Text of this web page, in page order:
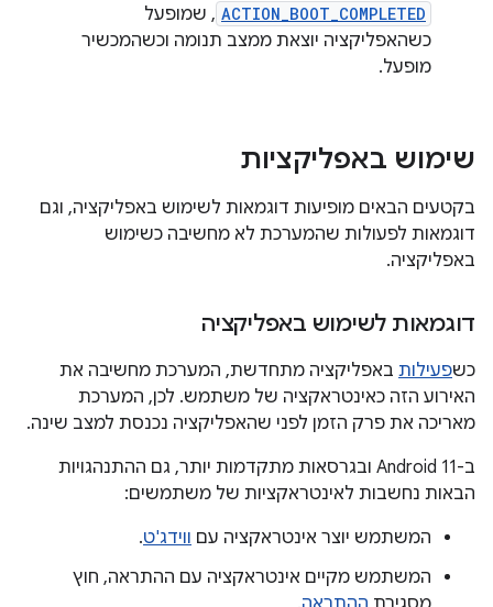
ACTION_BOOT_COMPLETED , שמופעל
כשהאפליקציה יוצאת ממצב תנומה וכשהמכשיר
מופעל.
שימוש באפליקציות
בקטעים הבאים מופיעות דוגמאות לשימוש באפליקציה, וגם
דוגמאות לפעולות שהמערכת לא מחשיבה כשימוש
באפליקציה.
דוגמאות לשימוש באפליקציה
כשפעילות באפליקציה מתחדשת, המערכת מחשיבה את
האירוע הזה כאינטראקציה של משתמש. לכן, המערכת
מאריכה את פרק הזמן לפני שהאפליקציה נכנסת למצב שינה.
ב-Android 11 ובגרסאות מתקדמות יותר, גם ההתנהגויות
הבאות נחשבות לאינטראקציות של משתמשים:
המשתמש יוצר אינטראקציה עם ווידג'ט.
המשתמש מקיים אינטראקציה עם ההתראה, חוץ